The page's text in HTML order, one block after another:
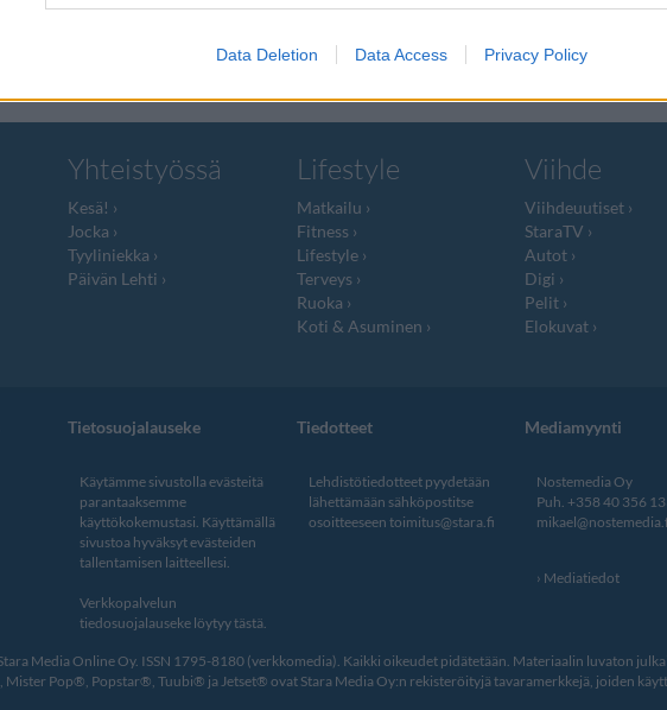
Data Deletion Data Access Privacy Policy
Yhteistyössä
Kesä!
Jocka
Tyyliniekka
Päivän Lehti
Lifestyle
Matkailu
Fitness
Lifestyle
Terveys
Ruoka
Koti & Asuminen
Viihde
Viihdeuutiset
StaraTV
Autot
Digi
Pelit
Elokuvat
Tietosuojalauseke
Käytämme sivustolla evästeitä
parantaaksemme
käyttökokemustasi. Käyttämällä
sivustoa hyväksyt evästeiden
tallentamisen laitteellesi.
Verkkopalvelun
tiedosuojalauseke löytyy tästä.
Tiedotteet
Lehdistötiedotteet pyydetään
lähettämään sähköpostitse
osoitteeseen toimitus@stara.fi
Mediamyynti
Nostemedia Oy
Puh. +358 40 356
Mediatiedot
Media Online Oy. ISSN 1795-8180 (verkkomedia). Kaikki oikeudet pidätetään. Materiaalin luvaton
Pop®, Popstar®, Tuubi® ja Jetset® ovat Stara Media Oy:n rekisteröityjä tavaramerkkejä, joiden